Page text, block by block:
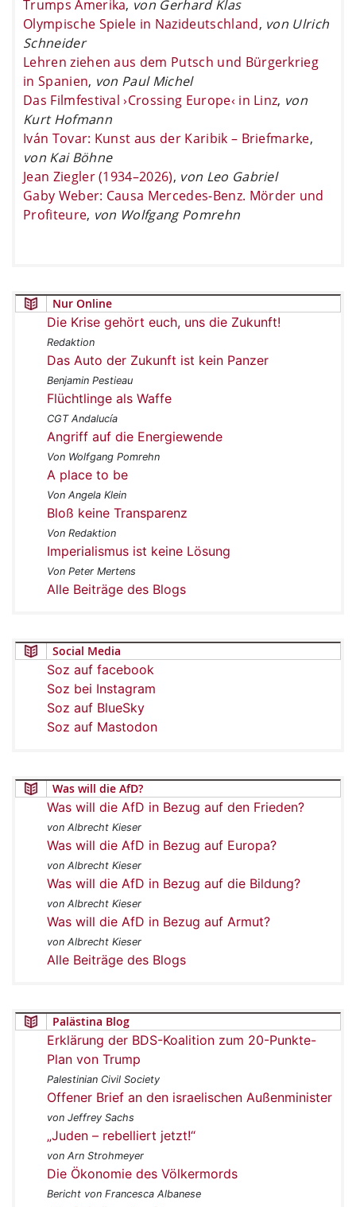
Trumps Amerika, von Gerhard Klas
Olympische Spiele in Nazideutschland, von Ulrich
Schneider
Lehren ziehen aus dem Putsch und Bürgerkrieg
in Spanien, von Paul Michel
Das Filmfestival ›Crossing Europe‹ in Linz, von
Kurt Hofmann
Iván Tovar: Kunst aus der Karibik – Briefmarke,
von Kai Böhne
Jean Ziegler (1934–2026), von Leo Gabriel
Gaby Weber: Causa Mercedes-Benz. Mörder und
Profiteure, von Wolfgang Pomrehn
Nur Online
Die Krise gehört euch, uns die Zukunft!
Redaktion
Das Auto der Zukunft ist kein Panzer
Benjamin Pestieau
Flüchtlinge als Waffe
CGT Andalucía
Angriff auf die Energiewende
Von Wolfgang Pomrehn
A place to be
Von Angela Klein
Bloß keine Transparenz
Von Redaktion
Imperialismus ist keine Lösung
Von Peter Mertens
Alle Beiträge des Blogs
Social Media
Soz auf facebook
Soz bei Instagram
Soz auf BlueSky
Soz auf Mastodon
Was will die AfD?
Was will die AfD in Bezug auf den Frieden?
von Albrecht Kieser
Was will die AfD in Bezug auf Europa?
von Albrecht Kieser
Was will die AfD in Bezug auf die Bildung?
von Albrecht Kieser
Was will die AfD in Bezug auf Armut?
von Albrecht Kieser
Alle Beiträge des Blogs
Palästina Blog
Erklärung der BDS-Koalition zum 20-Punkte-
Plan von Trump
Palestinian Civil Society
Offener Brief an den israelischen Außenminister
von Jeffrey Sachs
„Juden – rebelliert jetzt!“
von Arn Strohmeyer
Die Ökonomie des Völkermords
Bericht von Francesca Albanese